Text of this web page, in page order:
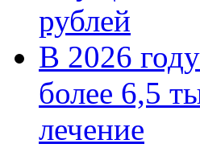
рублей
В 2026
более 6,5
лечение